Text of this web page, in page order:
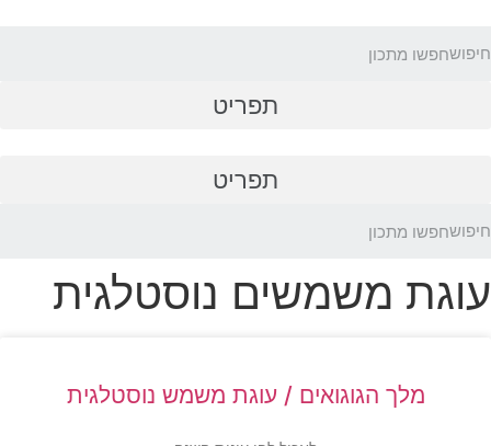
חיפוש
תפריט
תפריט
חיפוש
עוגת משמשים נוסטלגית
מלך הגוגואים / עוגת משמש נוסטלגית